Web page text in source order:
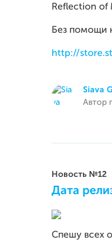
Reflection of
Без помощи
http://
Siava
Автор
Новость №12
Дата
Спешу всех